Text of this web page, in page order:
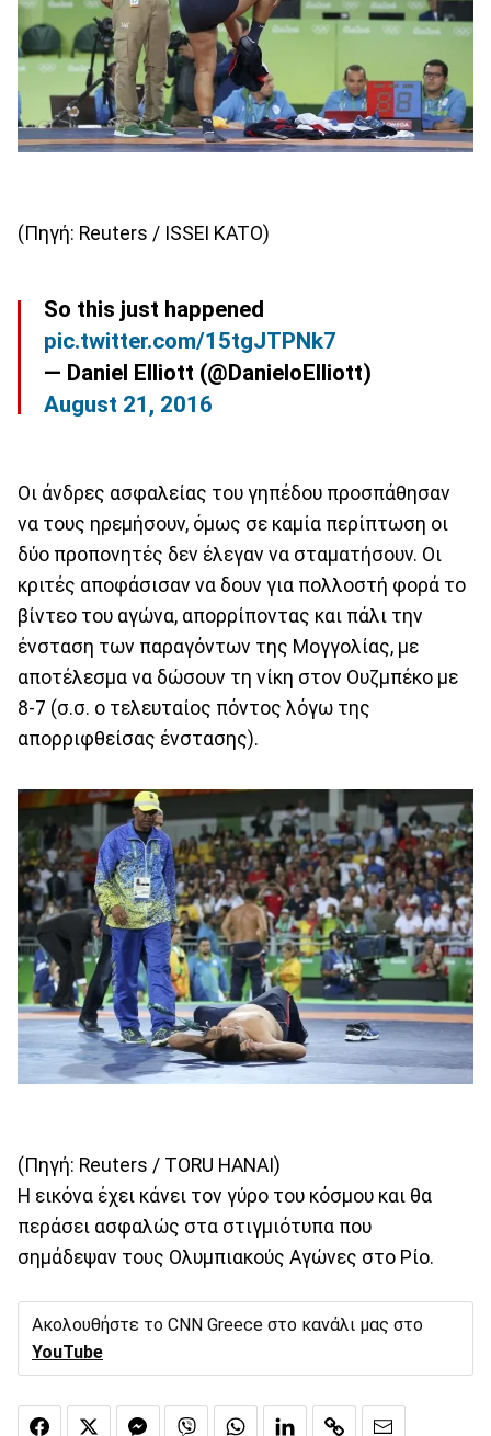
(Πηγή: Reuters / ISSEI KATO)
So this just happened
pic.twitter.com/15tgJTPNk7
— Daniel Elliott (@DanieloElliott)
August 21, 2016
Οι άνδρες ασφαλείας του γηπέδου προσπάθησαν
να τους ηρεμήσουν, όμως σε καμία περίπτωση οι
δύο προπονητές δεν έλεγαν να σταματήσουν. Οι
κριτές αποφάσισαν να δουν για πολλοστή φορά το
βίντεο του αγώνα, απορρίποντας και πάλι την
ένσταση των παραγόντων της Μογγολίας, με
αποτέλεσμα να δώσουν τη νίκη στον Ουζμπέκο με
8-7 (σ.σ. ο τελευταίος πόντος λόγω της
απορριφθείσας ένστασης).
(Πηγή: Reuters / TORU HANAI)
Η εικόνα έχει κάνει τον γύρο του κόσμου και θα
περάσει ασφαλώς στα στιγμιότυπα που
σημάδεψαν τους Ολυμπιακούς Αγώνες στο Ρίο.
Ακολουθήστε το CNN Greece στο κανάλι μας στο
YouTube